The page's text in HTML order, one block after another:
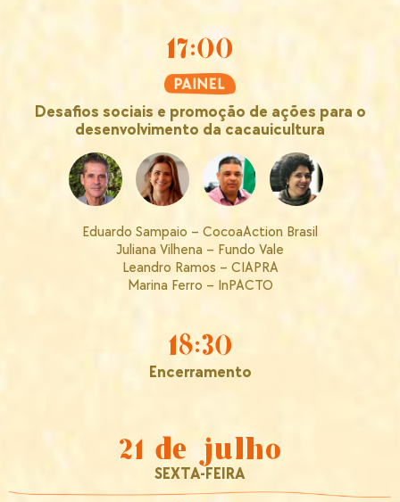
17:00
Desafios sociais e promoção de ações para o
desenvolvimento da cacauicultura
Eduardo Sampaio – CocoaAction Brasil
Juliana Vilhena – Fundo Vale
Leandro Ramos – CIAPRA
Marina Ferro – InPACTO
18:30
Encerramento
21 de julho
SEXTA-FEIRA